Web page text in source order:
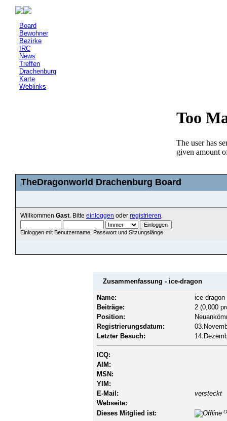
Board
Bewohner
Bezirke
IRC
News
Treffen
Drachenburg
Karte
Weblinks
TheDragonworld Drachenburg Board
Willkommen Gast . Bitte einloggen oder registrieren
Einloggen mit Benutzername, Passwort und Sitzungslänge
Zusammenfassung - ice-dragon
Name:
ice-dragon
Beiträge:
2 (0,000
Position:
Registrierungsdatum:
Letzter Besuch:
ICQ:
AIM:
MSN:
YIM:
E-Mail:
versteckt
Webseite:
Dieses Mitglied ist: